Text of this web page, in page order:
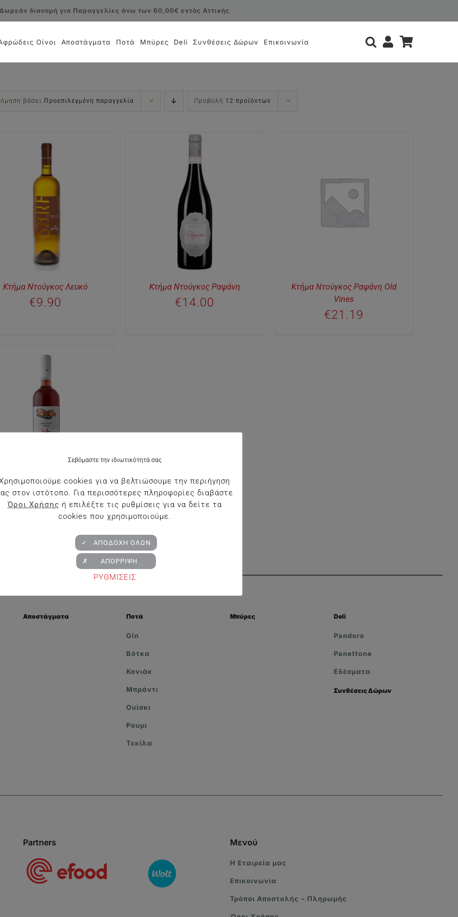
Δωρεάν διανομή για Παραγγελίες άνω των 60,00€ εντός Αττικής
Οίνοι Αποστάγματα Ποτά Μπύρες Deli Συνθέσεις Δώρων Επικοινωνία
βάσει Προεπιλεγμένη παραγγελία Προβολή 12 προϊόντων
Κτήμα Ντούγκος Λευκό
€9.90
ΠΡΟΣΘΉΚΗ ΣΤΟ ΚΑΛΆΘΙ
ΛΕΠΤΟΜΈΡΕΙΕΣ
Κτήμα Ντούγκος Ραψάνη
€14.00
ΠΡΟΣΘΉΚΗ ΣΤΟ ΚΑΛΆΘΙ
ΛΕΠΤΟΜΈΡΕΙΕΣ
Κτήμα Ντούγκος Ραψάνη Old
Vines
€21.19
Κτήμα Ντούγκος Ροζέ
9.42
Αποστάγματα Ποτά
Gin
Βότκα
Κονιάκ
Μπράντι
Ουίσκι
Ρουμι
Τεκίλα
Μπύρες Deli
Pandoro
Panettone
Εδέσματα
Συνθέσεις Δώρων
Partners Μενού
Η Eταιρεία μας
Επικοινωνία
Τρόποι Αποστολής – Πληρωμής
Σεβόμαστε την ιδιωτικότητά σας
cookies για να βελτιώσουμε την περιήγηση
στον ιστότοπο. Για περισσότερες πληροφορίες διαβάστε
Όροι Χρήσης ή επιλέξτε τις ρυθμίσεις για να δείτε τα
cookies που χρησιμοποιούμε.
ΡΥΘΜΙΣΕΙΣ
✓ ΑΠΟΔΟΧΗ ΟΛΩΝ
✗ ΑΠΟΡΡΙΨΗ